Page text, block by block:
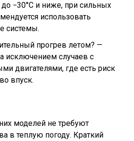
до −30°C и ниже, при сильных
использовать
системы.
прогрев летом? —
исключением случаев с
двигателями, где есть риск
впуск.
моделей не требуют
в теплую погоду. Краткий